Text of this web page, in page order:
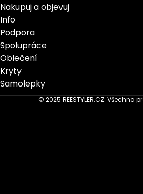
Nakupuj a objevuj
Info
Podpora
Spolupráce
Oblečení
Kryty
Samolepky
© 2025 REESTYLER.CZ. Všechna